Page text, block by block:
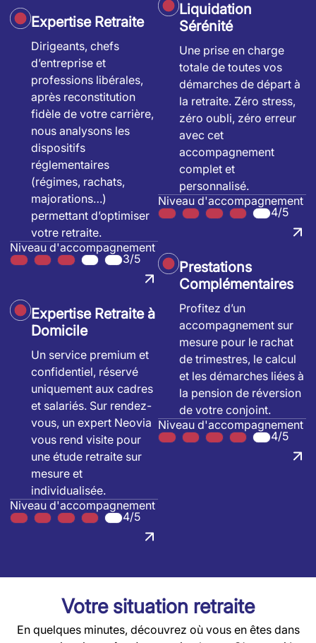
Expertise Retraite
Dirigeants, chefs
d’entreprise et
professions libérales,
après reconstitution
fidèle de votre carrière,
nous analysons les
dispositifs
réglementaires
(régimes, rachats,
majorations…)
permettant d’optimiser
votre retraite.
Niveau d'accompagnement
3/5
Expertise Retraite à
Domicile
Un service premium et
confidentiel, réservé
uniquement aux cadres
et salariés. Sur rendez-
vous, un expert Neovia
vous rend visite pour
une étude retraite sur
mesure et
individualisée.
Niveau d'accompagnement
4/5
Liquidation
Sérénité
Une prise en charge
totale de toutes vos
démarches de départ à
la retraite. Zéro stress,
zéro oubli, zéro erreur
avec cet
accompagnement
complet et
personnalisé.
Niveau d'accompagnement
4/5
Prestations
Complémentaires
Profitez d’un
accompagnement sur
mesure pour le rachat
de trimestres, le calcul
et les démarches liées à
la pension de réversion
de votre conjoint.
Niveau d'accompagnement
4/5
Votre situation retraite
En quelques minutes, découvrez où vous en êtes dans